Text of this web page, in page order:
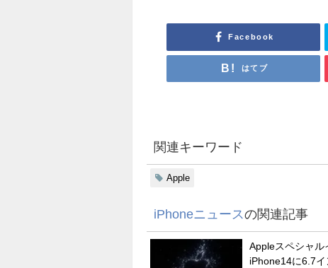
Facebook
はてブ
関連キーワード
Apple
iPhoneニュースの関連記事
Appleスペシャル
iPhone14に6.7